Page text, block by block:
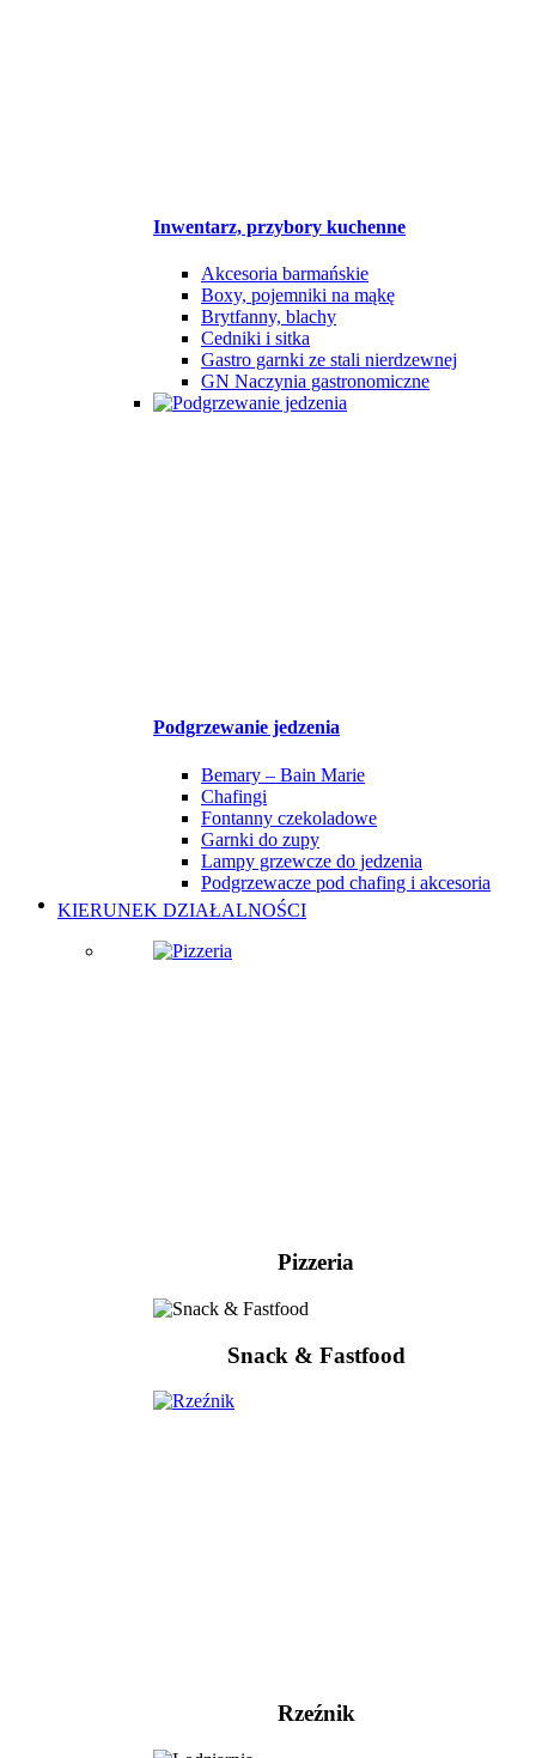
Inwentarz, przybory kuchenne
Akcesoria barmańskie
Boxy, pojemniki na mąkę
Brytfanny, blachy
Cedniki i sitka
Gastro garnki ze stali nierdzewnej
GN Naczynia gastronomiczne
Podgrzewanie jedzenia
Bemary – Bain Marie
Chafingi
Fontanny czekoladowe
Garnki do zupy
Lampy grzewcze do jedzenia
Podgrzewacze pod chafing i akcesoria
KIERUNEK DZIAŁALNOŚCI
Pizzeria
Snack & Fastfood
Rzeźnik